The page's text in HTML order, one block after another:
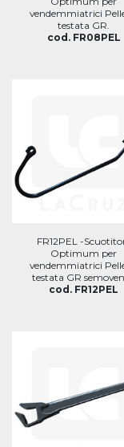
vendemmiatrici
testata GR.
cod. FR08PEL
FR12PEL -
Optimum per
vendemmiatrici
testata GR
cod. FR12PEL